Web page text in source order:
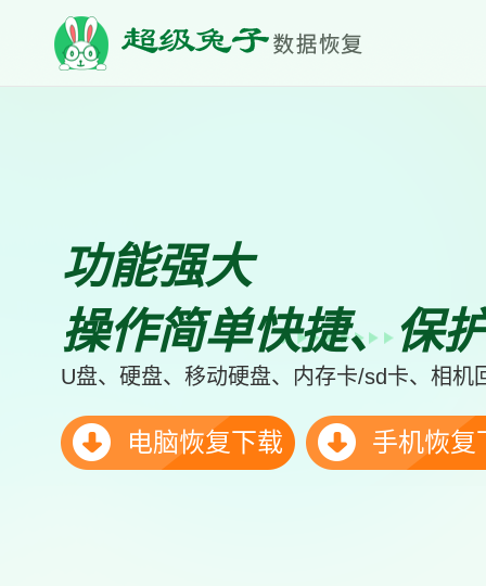
功能强大
操作简单快捷、保
U盘、硬盘、移动硬盘、内存卡/sd卡、相机
电脑恢复下载 手机恢复